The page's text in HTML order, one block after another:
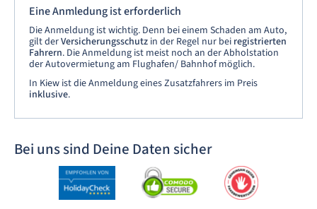
Eine Anmledung ist erforderlich
Die Anmeldung ist wichtig. Denn bei einem Schaden am Auto,
gilt derVersicherungsschutz in der Regel nur bei registrierten
Fahrern. Die Anmeldung ist meist noch an der Abholstation
der Autovermietung am Flughafen/ Bahnhof möglich.
In Kiew ist die Anmeldung eines Zusatzfahrers im Preis
inklusive.
Bei uns sind Deine Daten sicher